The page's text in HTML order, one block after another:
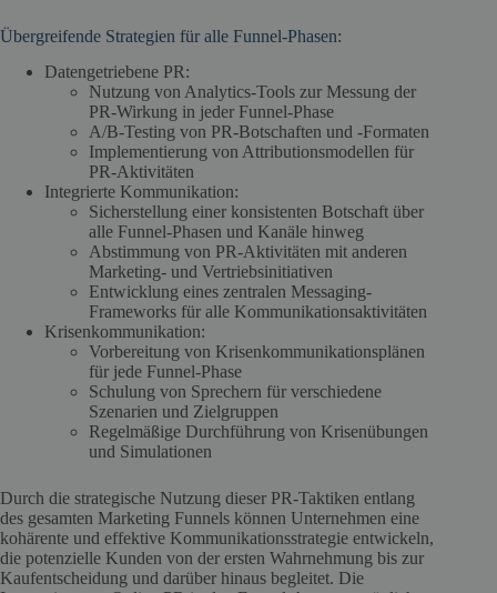
Übergreifende Strategien für alle Funnel-Phasen:
Datengetriebene PR:
Nutzung von Analytics-Tools zur Messung der
PR-Wirkung in jeder Funnel-Phase
A/B-Testing von PR-Botschaften und -Formaten
Implementierung von Attributionsmodellen für
PR-Aktivitäten
Integrierte Kommunikation:
Sicherstellung einer konsistenten Botschaft über
alle Funnel-Phasen und Kanäle hinweg
Abstimmung von PR-Aktivitäten mit anderen
Marketing- und Vertriebsinitiativen
Entwicklung eines zentralen Messaging-
Frameworks für alle Kommunikationsaktivitäten
Krisenkommunikation:
Vorbereitung von Krisenkommunikationsplänen
für jede Funnel-Phase
Schulung von Sprechern für verschiedene
Szenarien und Zielgruppen
Regelmäßige Durchführung von Krisenübungen
und Simulationen
Durch die strategische Nutzung dieser PR-Taktiken entlang
des gesamten Marketing Funnels können Unternehmen eine
kohärente und effektive Kommunikationsstrategie entwickeln,
die potenzielle Kunden von der ersten Wahrnehmung bis zur
Kaufentscheidung und darüber hinaus begleitet. Die